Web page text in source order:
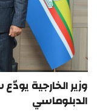
وزير الخارجية
الدبلوماسي